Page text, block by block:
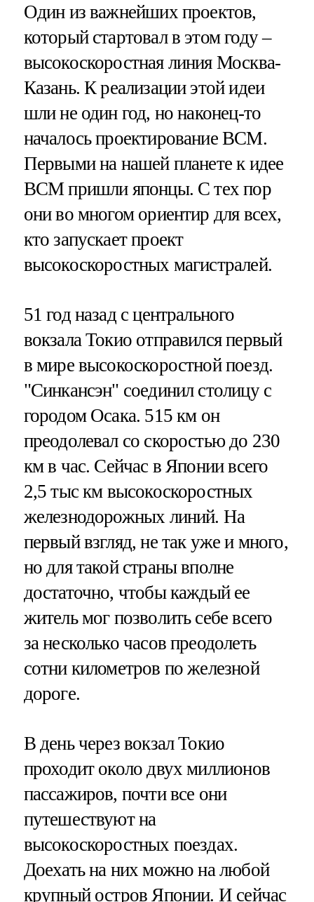
Один из важнейших проектов,
который стартовал в этом году –
высокоскоростная линия Москва-
Казань. К реализации этой идеи
шли не один год, но наконец-то
началось проектирование ВСМ.
Первыми на нашей планете к идее
ВСМ пришли японцы. С тех пор
они во многом ориентир для всех,
кто запускает проект
высокоскоростных магистралей.
51 год назад с центрального
вокзала Токио отправился первый
в мире высокоскоростной поезд.
"Синкансэн" соединил столицу с
городом Осака. 515 км он
преодолевал со скоростью до 230
км в час. Сейчас в Японии всего
2,5 тыс км высокоскоростных
железнодорожных линий. На
первый взгляд, не так уже и много,
но для такой страны вполне
достаточно, чтобы каждый ее
житель мог позволить себе всего
за несколько часов преодолеть
сотни километров по железной
дороге.
В день через вокзал Токио
проходит около двух миллионов
пассажиров, почти все они
путешествуют на
высокоскоростных поездах.
Доехать на них можно на любой
крупный остров Японии. И сейчас